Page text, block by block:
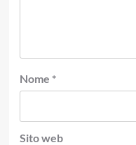
Nome *
Sito web